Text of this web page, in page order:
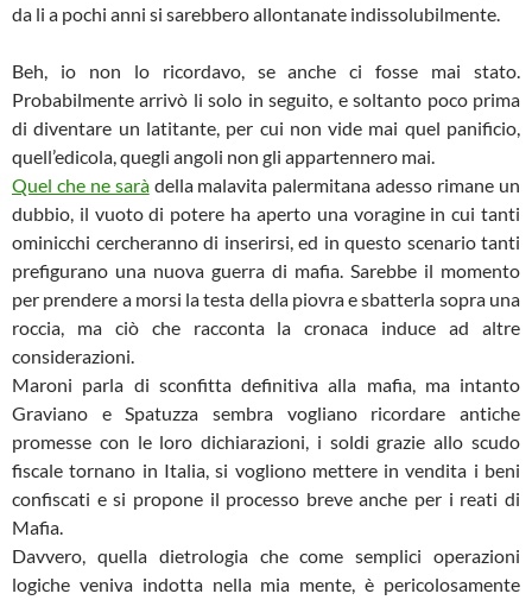
da li a pochi anni si sarebbero allontanate indissolubilmente.
Beh, io non lo ricordavo, se anche ci fosse mai stato.
Probabilmente arrivò li solo in seguito, e soltanto poco prima
di diventare un latitante, per cui non vide mai quel panificio,
quell’edicola, quegli angoli non gli appartennero mai.
Quel che ne saràdella malavita palermitana adesso rimane un
dubbio, il vuoto di potere ha aperto una voragine in cui tanti
ominicchi cercheranno di inserirsi, ed in questo scenario tanti
prefigurano una nuova guerra di mafia. Sarebbe il momento
per prendere a morsi la testa della piovra e sbatterla sopra una
roccia, ma ciò che racconta la cronaca induce ad altre
considerazioni.
Maroni parla di sconfitta definitiva alla mafia, ma intanto
Graviano e Spatuzza sembra vogliano ricordare antiche
promesse con le loro dichiarazioni, i soldi grazie allo scudo
fiscale tornano in Italia, si vogliono mettere in vendita i beni
confiscati e si propone il processo breve anche per i reati di
Mafia.
Davvero, quella dietrologia che come semplici operazioni
logiche veniva indotta nella mia mente, è pericolosamente